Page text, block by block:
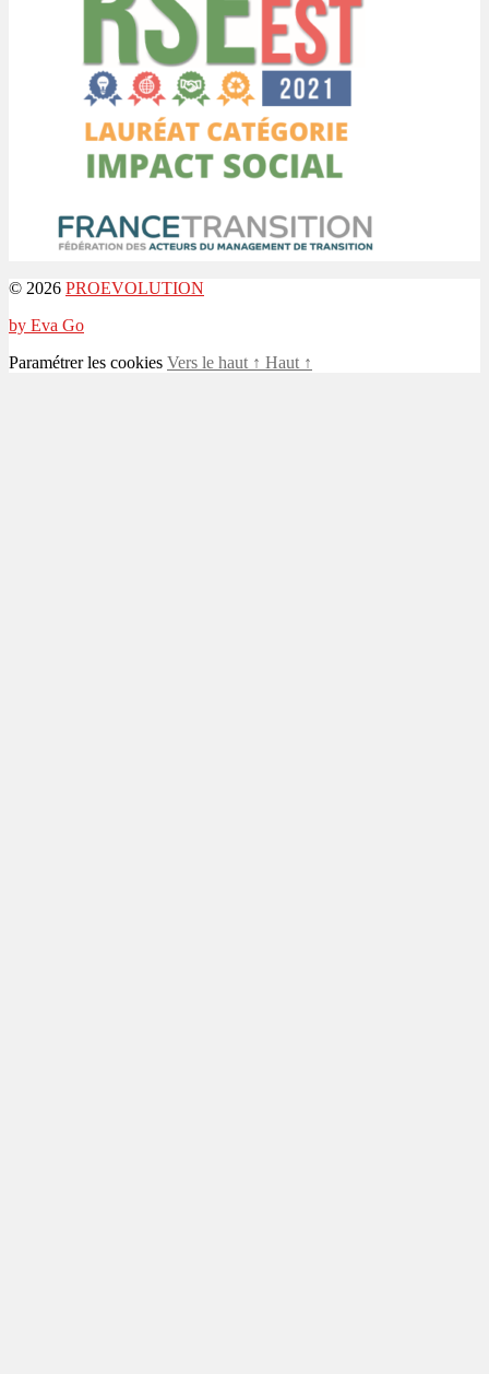
© 2026 PROEVOLUTION
by Eva Go
Paramétrer les cookies Vers le haut ↑ Haut ↑